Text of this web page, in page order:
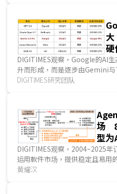
成长期；然而2028年后，企业
聚焦于定制化B2B型与规模化
AI的发展趋势从信息助理，将转
硬
DIGITIMES观察，Google的AI
升而形成，而是逐步由Gemini
架构而建立。其中，Gemini为
模型训练与推论所需的底层算力
设施的掌握度。...
DIGITIMES研究团队
场 8
型为
DIGITIMES观察，2004~2025年
运用軟件市场，提供稳定且易用
年，约8成SaaS业者受Agentic
黄耀汉